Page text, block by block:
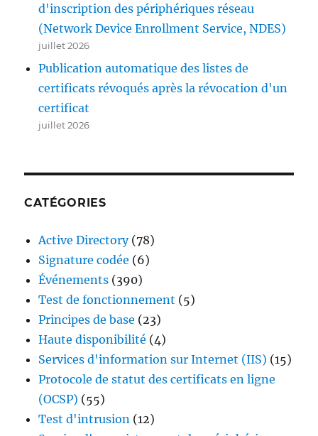
d'inscription des périphériques réseau
(Network Device Enrollment Service, NDES)
juillet 2026
Publication automatique des listes de
certificats révoqués après la révocation d'un
certificat
juillet 2026
CATÉGORIES
Active Directory(78)
Signature codée (6)
Événements (390)
Test de fonctionnement (5)
Principes de base (23)
Haute disponibilité (4)
Services d'information sur Internet (IIS) (15)
Protocole de statut des certificats en ligne
(OCSP) (55)
Test d'intrusion (12)